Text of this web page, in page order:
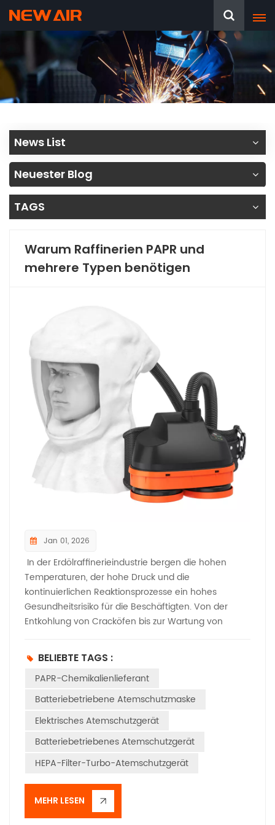
News List
Neuester Blog
TAGS
Warum Raffinerien PAPR und
mehrere Typen benötigen
Jan 01, 2026
In der Erdölraffinerieindustrie bergen die hohen
Temperaturen, der hohe Druck und die
kontinuierlichen Reaktionsprozesse ein hohes
Gesundheitsrisiko für die Beschäftigten. Von der
Entkohlung von Cracköfen bis zur Wartung von
Räumen bis zu täglichen Inspektionen sind giftige
und schädliche Substanzen wie Schwefelwasserstoff,
Benzol und Schwermetallkatalysatorstaub
allgegenwärtig. Atemschutz ist daher die wichtigste
effiziente Atemschutzausrüstung… Vollgesichts-
PAPR-Atemschutzgerät ist nicht länger ein optionales
„Standardkonfiguration“ für die sichere Produktion in
Raffinerien; wichtiger noch: Aufgrund der großen
Unterschiede bei den Gefahren in den
verschiedenen Betriebsszenarien müssen Raffinerien
BELIEBTE TAGS :
PAPR-Chemikalienlieferant
Batteriebetriebene Atemschutzmaske
Elektrisches Atemschutzgerät
Batteriebetriebenes Atemschutzgerät
HEPA-Filter-Turbo-Atemschutzgerät
MEHR LESEN